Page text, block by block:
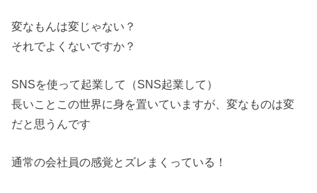
変なもんは変じゃない？
それでよくないですか？
SNSを使って起業して（SNS起業して）
長いことこの世界に身を置いていますが、変なものは変
だと思うんです
通常の会社員の感覚とズレまくっている！